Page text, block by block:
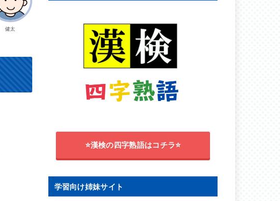
健太
⭐漢検の四字熟語はコチラ⭐
学習向け姉妹サイト